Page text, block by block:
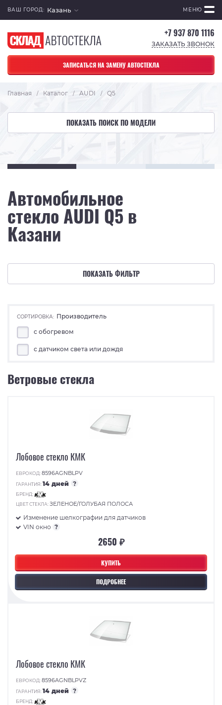
ВАШ ГОРОД: Казань МЕНЮ
+7 937 870 1116
ЗАКАЗАТЬ ЗВОНОК
ЗАПИСАТЬСЯ НА ЗАМЕНУ АВТОСТЕКЛА
Главная / Каталог / AUDI / Q5
ПОКАЗАТЬ ПОИСК ПО МОДЕЛИ
Автомобильное
стекло AUDI Q5 в
Казани
ПОКАЗАТЬ ФИЛЬТР
СОРТИРОВКА: Производитель
с обогревом
с датчиком света или дождя
Ветровые стекла
КУПИТЬ
ПОДРОБНЕЕ
Лобовое стекло КМК
ЕВРОКОД:8596AGNBLPV
ГАРАНТИЯ:14 дней ?
БРЕНД:
ЦВЕТ СТЕКЛА:ЗЕЛЕНОЕ/ГОЛУБАЯ ПОЛОСА
Изменение шелкографии для датчиков
VIN окно ?
2650 ₽
Лобовое стекло КМК
ЕВРОКОД:8596AGNBLPVZ
ГАРАНТИЯ:14 дней ?
БРЕНД: